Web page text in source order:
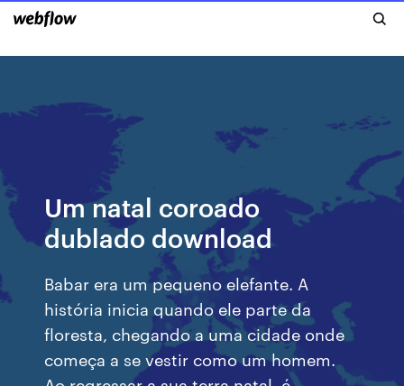
Um natal coroado
dublado download
Babar era um pequeno elefante. A
história inicia quando ele parte da
floresta, chegando a uma cidade onde
começa a se vestir como um homem.